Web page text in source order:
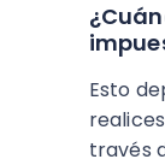
Esto
través